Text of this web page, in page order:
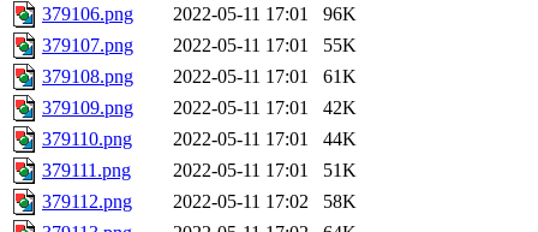
379106.png
2022-05-11 17:01
96K
379107.png
2022-05-11 17:01
55K
379108.png
2022-05-11 17:01
61K
379109.png
2022-05-11 17:01
42K
379110.png
2022-05-11 17:01
44K
379111.png
2022-05-11 17:01
51K
379112.png
2022-05-11 17:02
58K